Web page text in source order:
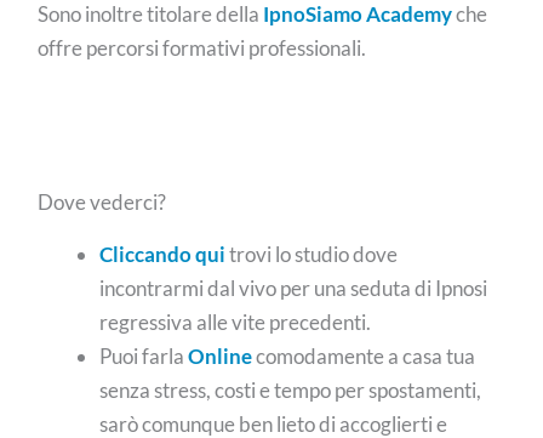
Sono inoltre titolare della IpnoSiamo Academyche
offre percorsi formativi professionali.
Dove vederci?
Cliccando quitrovi lo studio dove
incontrarmi dal vivo per una seduta di Ipnosi
regressiva alle vite precedenti.
Puoi farlaOnlinecomodamente a casa tua
senza stress, costi e tempo per spostamenti,
sarò comunque ben lieto di accoglierti e